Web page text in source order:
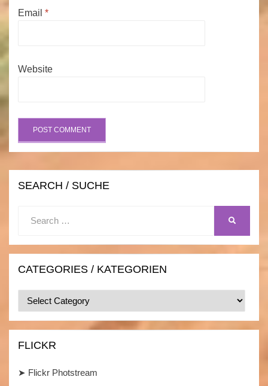
Email *
Website
SEARCH / SUCHE
CATEGORIES / KATEGORIEN
Categories
/
FLICKR
➤ Flickr Photstream